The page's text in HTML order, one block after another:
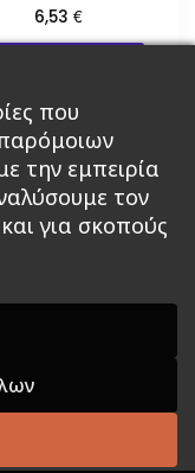
6,53€
Εκδόσεις Βάρδος
by Gradient
που
την εμπειρία
τον
για σκοπούς